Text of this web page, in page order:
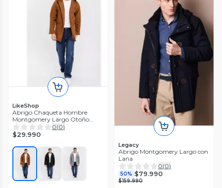
LikeShop
Abrigo Chaqueta Hombre
Montgomery Largo Otoño
Invierno 7572 0(0)
$29.990
Legacy
Abrigo Montgomery Largo con
Lana
0(0)
50% $79.990
$159.990